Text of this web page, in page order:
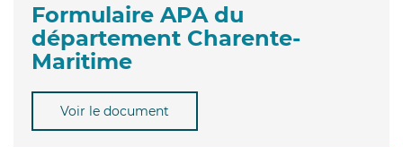
Formulaire APA du
département Charente-
Maritime
Voir le document